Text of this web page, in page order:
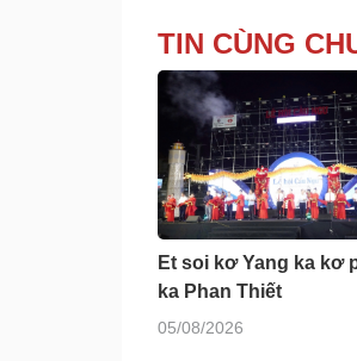
TIN CÙNG
Et soi kơ Yang ka kơ
ka Phan Thiết
05/08/2026